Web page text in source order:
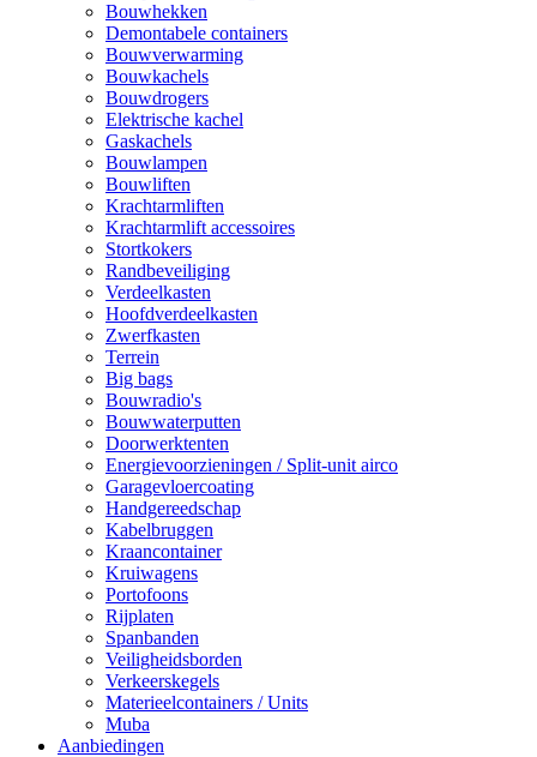
Bouwhekken
Demontabele containers
Bouwverwarming
Bouwkachels
Bouwdrogers
Elektrische kachel
Gaskachels
Bouwlampen
Bouwliften
Krachtarmliften
Krachtarmlift accessoires
Stortkokers
Randbeveiliging
Verdeelkasten
Hoofdverdeelkasten
Zwerfkasten
Terrein
Big bags
Bouwradio's
Bouwwaterputten
Doorwerktenten
Energievoorzieningen / Split-unit airco
Garagevloercoating
Handgereedschap
Kabelbruggen
Kraancontainer
Kruiwagens
Portofoons
Rijplaten
Spanbanden
Veiligheidsborden
Verkeerskegels
Materieelcontainers / Units
Muba
Aanbiedingen